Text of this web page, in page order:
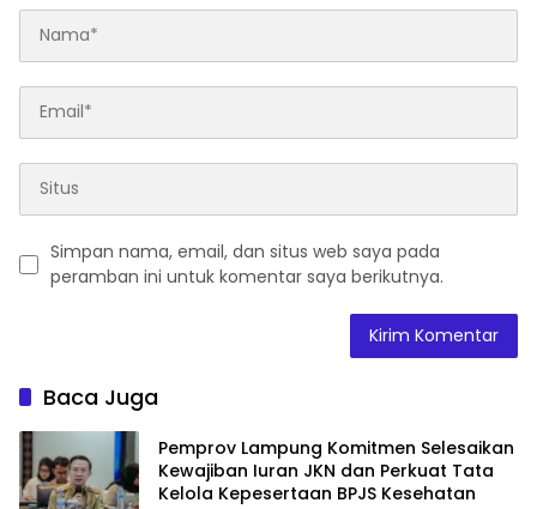
Simpan nama, email, dan situs web saya pada
peramban ini untuk komentar saya berikutnya.
Baca Juga
Pemprov Lampung Komitmen Selesaikan
Kewajiban Iuran JKN dan Perkuat Tata
Kelola Kepesertaan BPJS Kesehatan